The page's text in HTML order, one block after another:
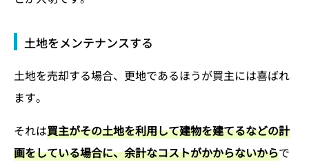
土地をメンテナンスする
土地を売却する場合、更地であるほうが買主には喜ばれ
ます。
それは買主がその土地を利用して建物を建てるなどの計
画をしている場合に、余計なコストがかからないからで